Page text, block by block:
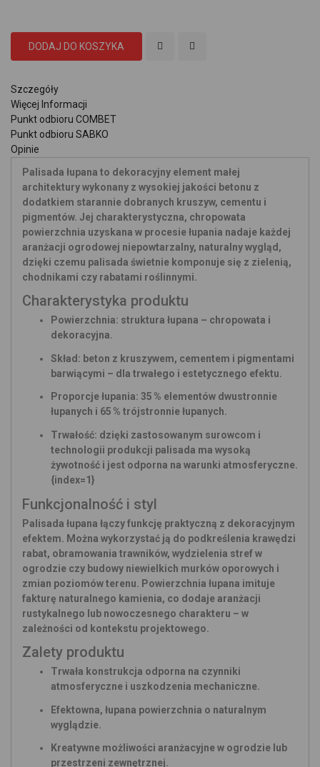
DODAJ DO KOSZYKA
Szczegóły
Więcej Informacji
Punkt odbioru COMBET
Punkt odbioru SABKO
Opinie
Palisada łupana to dekoracyjny element małej
architektury wykonany z wysokiej jakości betonu z
dodatkiem starannie dobranych kruszyw, cementu i
pigmentów. Jej charakterystyczna, chropowata
powierzchnia uzyskana w procesie łupania nadaje każdej
aranżacji ogrodowej niepowtarzalny, naturalny wygląd,
dzięki czemu palisada świetnie komponuje się z zielenią,
chodnikami czy rabatami roślinnymi.
Charakterystyka produktu
Powierzchnia: struktura łupana – chropowata i
dekoracyjna.
Skład: beton z kruszywem, cementem i pigmentami
barwiącymi – dla trwałego i estetycznego efektu.
Proporcje łupania: 35 % elementów dwustronnie
łupanych i 65 % trójstronnie łupanych.
Trwałość: dzięki zastosowanym surowcom i
technologii produkcji palisada ma wysoką
żywotność i jest odporna na warunki atmosferyczne.
{index=1}
Funkcjonalność i styl
Palisada łupana łączy funkcję praktyczną z dekoracyjnym
efektem. Można wykorzystać ją do podkreślenia krawędzi
rabat, obramowania trawników, wydzielenia stref w
ogrodzie czy budowy niewielkich murków oporowych i
zmian poziomów terenu. Powierzchnia łupana imituje
fakturę naturalnego kamienia, co dodaje aranżacji
rustykalnego lub nowoczesnego charakteru – w
zależności od kontekstu projektowego.
Zalety produktu
Trwała konstrukcja odporna na czynniki
atmosferyczne i uszkodzenia mechaniczne.
Efektowna, łupana powierzchnia o naturalnym
wyglądzie.
Kreatywne możliwości aranżacyjne w ogrodzie lub
przestrzeni zewnętrznej.